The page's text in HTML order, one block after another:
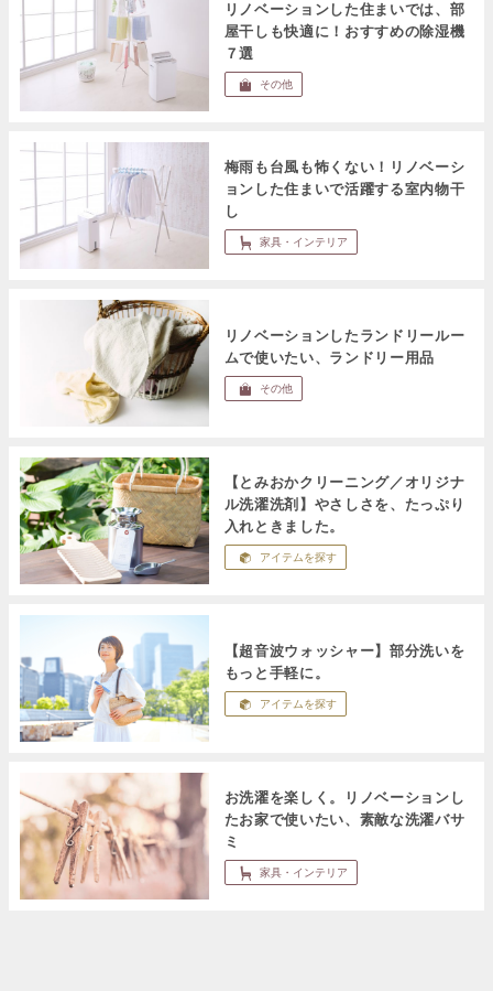
リノベーションした住まいでは、部
屋干しも快適に！おすすめの除湿機
７選
その他
梅雨も台風も怖くない！リノベーシ
ョンした住まいで活躍する室内物干
し
家具・インテリア
リノベーションしたランドリールー
ムで使いたい、ランドリー用品
その他
【とみおかクリーニング／オリジナ
ル洗濯洗剤】やさしさを、たっぷり
入れときました。
アイテムを探す
【超音波ウォッシャー】部分洗いを
もっと手軽に。
アイテムを探す
お洗濯を楽しく。リノベーションし
たお家で使いたい、素敵な洗濯バサ
ミ
家具・インテリア